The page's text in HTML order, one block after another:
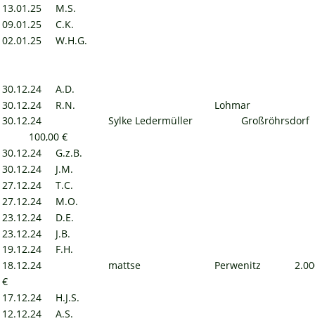
13.01.25
M.S.
09.01.25
C.K.
02.01.25
W.H.G.
30.12.24
A.D.
30.12.24
R.N.
Lohmar
30.12.24
Sylke Ledermüller
Großröhrsdorf
100,00 €
30.12.24
G.z.B.
30.12.24
J.M.
27.12.24
T.C.
27.12.24
M.O.
23.12.24
D.E.
23.12.24
J.B.
19.12.24
F.H.
18.12.24
mattse Perwenitz
€
17.12.24
H.J.S.
12.12.24
A.S.